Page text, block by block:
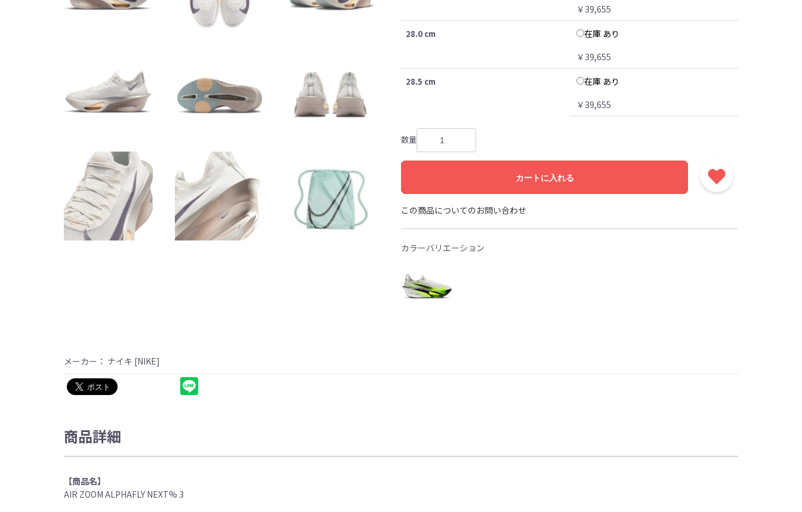
￥39,655
28.0 cm
在庫 あり
￥39,655
28.5 cm
在庫 あり
￥39,655
数量
カートに入れる
この商品についてのお問い合わせ
カラーバリエーション
メーカー： ナイキ [NIKE]
商品詳細
【商品名】
AIR ZOOM ALPHAFLY NEXT% 3